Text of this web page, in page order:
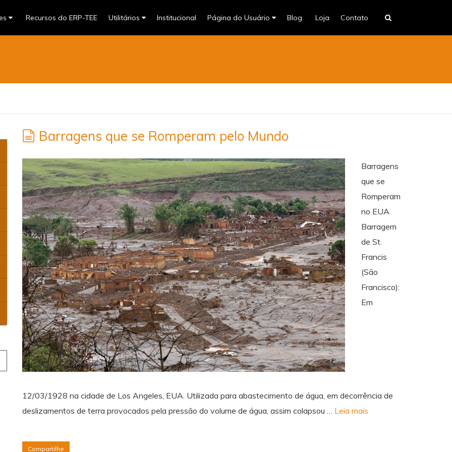
Recursos do ERP-TEE Utilitários Institucional Página do Usuário Blog Loja Contato
Barragens que se Romperam pelo Mundo
Barragens
que se
Romperam
no EUA
Barragem
de St.
Francis
(São
Francisco):
Em
12/03/1928 na cidade de Los Angeles, EUA. Utilizada para abastecimento de água, em decorrência de
deslizamentos de terra provocados pela pressão do volume de água, assim colapsou … Leia mais
Compartilhe